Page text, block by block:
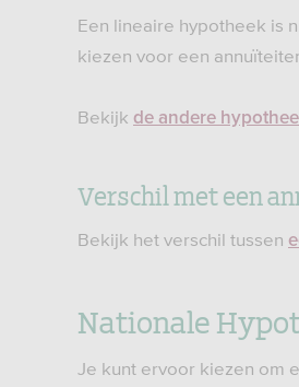
Een lineaire hypotheek is
kiezen voor een
Bekijk de andere
Verschil met een
Bekijk het verschil tussen
Nationale
Je kunt ervoor kiezen om